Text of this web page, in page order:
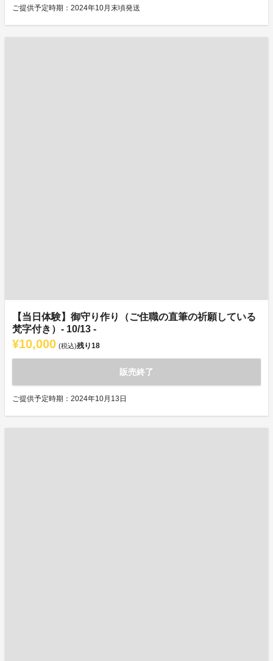
ご提供予定時期：2024年10月末頃発送
【当日体験】御守り作り（ご住職の直筆の祈願している
梵字付き）- 10/13 -
¥10,000 (税込)残り18
販売終了
ご提供予定時期：2024年10月13日